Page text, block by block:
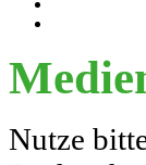
Nutze